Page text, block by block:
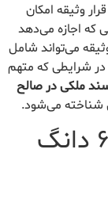
وثیقه امکان
که اجازه می‌دهد
می‌تواند شامل
در شرایطی که متهم
ملکی در صالح
شناخته می‌شود.
شرایط اجاره سند ملکی ۶ دانگ